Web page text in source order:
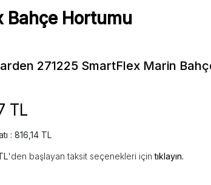
Bahçe Hortumu
271225 SmartFlex Marin
TL
: 816,14 TL
'den başlayan taksit seçenekleri içintıklayın.